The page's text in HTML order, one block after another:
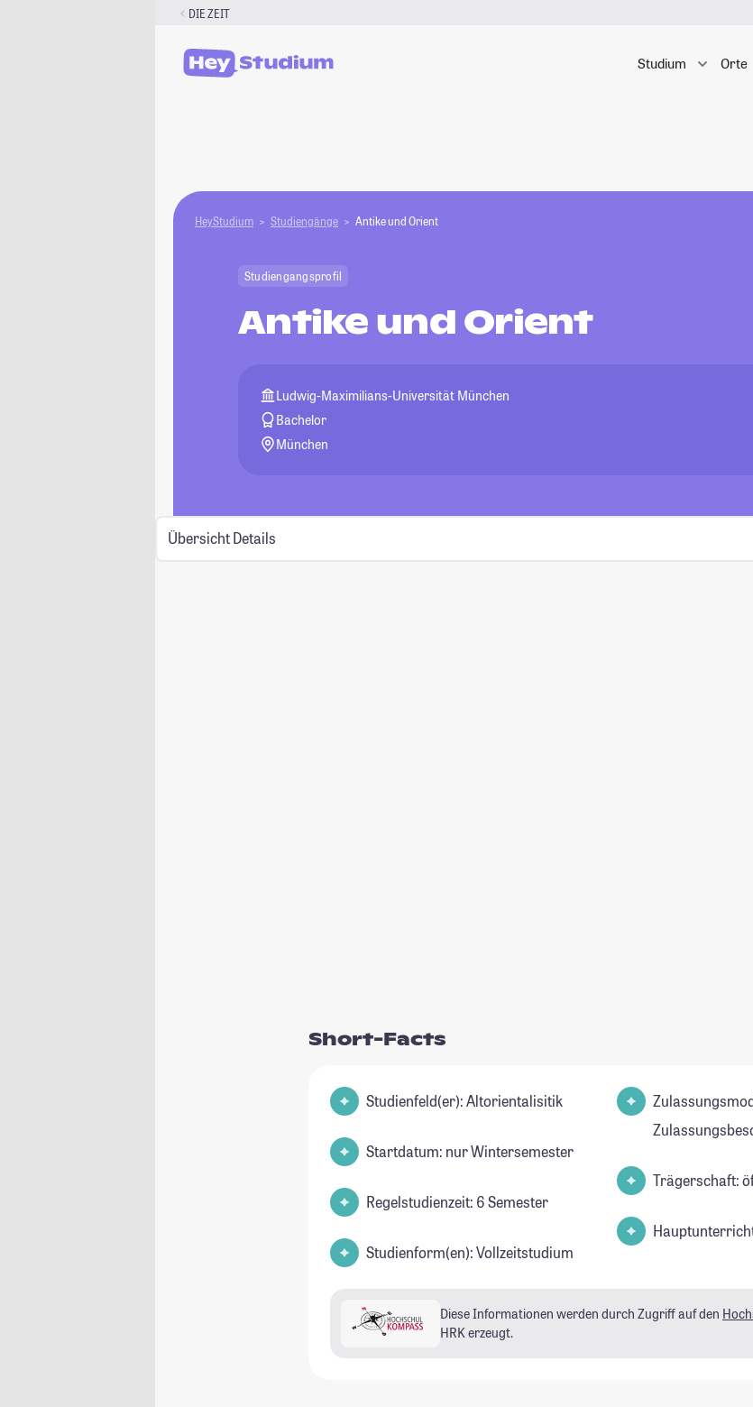
DIE ZEIT
Studium Orte
HeyStudium Studiengänge Antike und Orient
Studiengangsprofil
Antike und Orient
Ludwig-Maximilians-Universität München
Bachelor
München
Übersicht Details
Short-Facts
Studienfeld(er): Altorientalisitik
Startdatum: nur Wintersemester
Regelstudienzeit: 6 Semester
Studienform(en): Vollzeitstudium
Trägerschaft:
Diese Informationen werden durch Zugriff auf den
HRK erzeugt.